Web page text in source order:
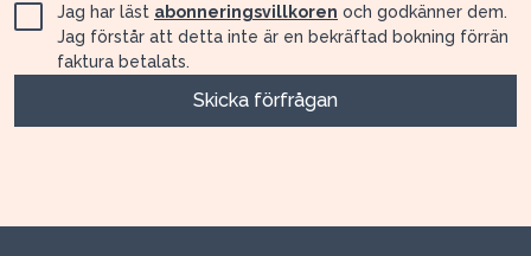
Jag har läst abonneringsvillkoren och godkänner dem.
Jag förstår att detta inte är en bekräftad bokning förrän
faktura betalats.